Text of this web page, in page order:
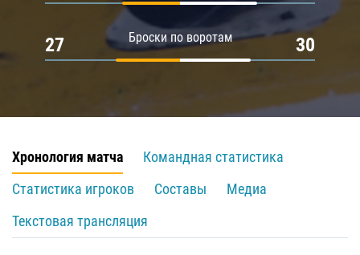
Броски по воротам
27 30
Хронология матча
Командная статистика
Статистика игроков
Составы
Медиа
Текстовая трансляция